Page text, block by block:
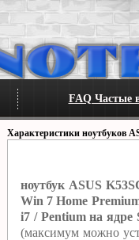
FAQ Частые
Характеристики ноутбуков
ноутбук ASUS
Win 7 Home
i7 / Pentium на ядре
(максимум можно